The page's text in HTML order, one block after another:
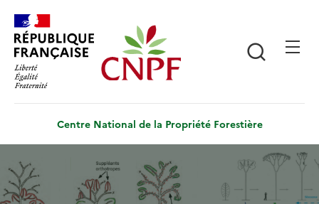
contenu
principal
Centre National de la Propriété Forestière